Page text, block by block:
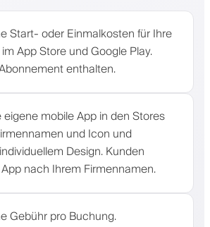
Start- oder Einmalkosten für Ihre
App Store und Google Play.
enthalten.
eigene mobile App in den Stores
und Icon und
Design. Kunden
nach Ihrem Firmennamen.
Gebühr pro Buchung.